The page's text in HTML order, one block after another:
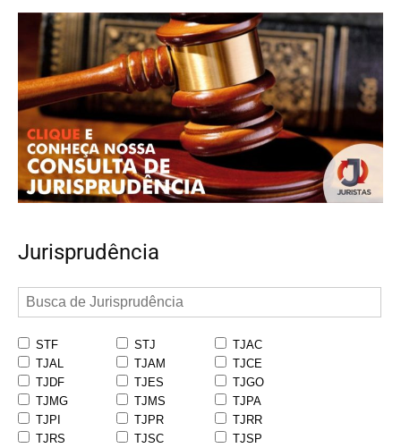
Jurisprudência
STF STJ
TJAC
TJAL
TJAM
TJCE
TJDF
TJES
TJGO
TJMG
TJMS
TJPA
TJPI
TJPR
TJRR
TJRS
TJSC
TJSP